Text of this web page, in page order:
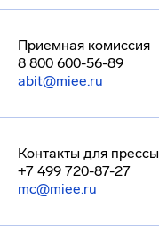
Приемная комиссия
8 800 600-56-89
abit@miee.ru
Контакты для прессы
+7 499 720-87-27
mc@miee.ru